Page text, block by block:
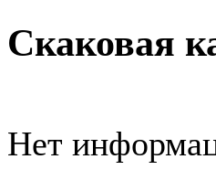
Скаковая
Нет